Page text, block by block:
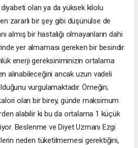
olan ya da yüksek kilolu
zararlı bir şey gibi düşünülse de
almış bir hastalığı olmayanların dahi
yer almaması gereken bir besindir.
enerji gereksiniminizin ortalama
alınabileceğini ancak uzun vadeli
vurgulamaktadır. Örneğin;
olan bir birey, günde maksimum
alabilir ki bu da ortalama 1 küçük
Beslenme ve Diyet Uzmanı Ezgi
neden tüketilmemesi gerektiğini,